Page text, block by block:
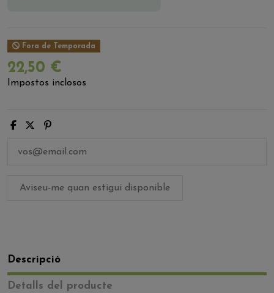
Fora de Temporada
22,50 €
Impostos inclosos
Descripció
Detalls del producte